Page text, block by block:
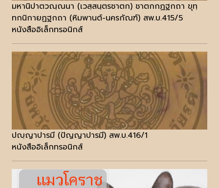
มหานิปาตวณฺณนา (เวสฺสนฺตรชาตก) ชาตกกฏฐกถา ขุทฺ
ทกนิกายฏฐกถา (หิมพานต์-นครกัณฑ์) สพ.บ.415/5
หนังสืออิเล็กทรอนิกส์
ปญฺญาปารมี (ปัญญาปารมี) สพ.บ.416/1
หนังสืออิเล็กทรอนิกส์